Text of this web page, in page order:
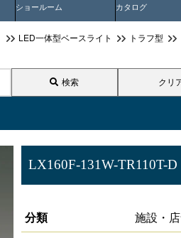
ショールーム カタログ
LED一体型ベースライト トラフ型
検索 クリ
LX160F-131W-TR110T-D
分類
施設・